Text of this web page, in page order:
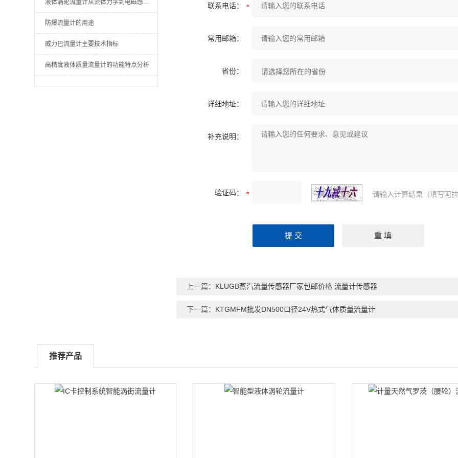
液体涡轮流量计从流体力学到电磁感应的精密转化
防爆流量计的用途
威力巴流量计主要技术指标
高精度液体质量流量计的功能特点分析
联系电话：
常用邮箱：
省份：
详细地址：
补充说明：
验证码： 请输入计算结果（填写阿
上一篇： KLUGB蒸汽流量传感器厂家包邮价格 流量计传感器
下一篇： KTGMFM批发DN500口径24V热式气体质量流量计
推荐产品